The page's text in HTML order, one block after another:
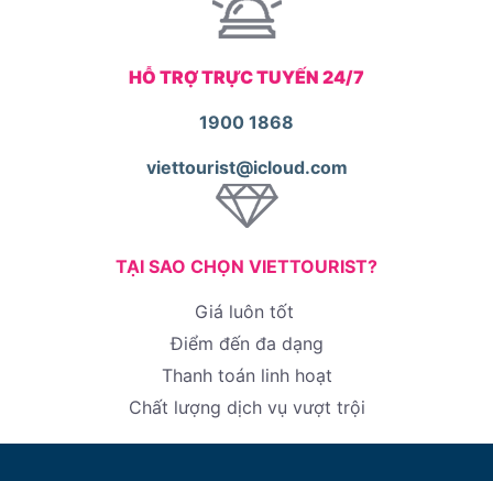
HỖ TRỢ TRỰC TUYẾN 24/7
1900 1868
viettourist@icloud.com
TẠI SAO CHỌN VIETTOURIST?
Giá luôn tốt
Điểm đến đa dạng
Thanh toán linh hoạt
Chất lượng dịch vụ vượt trội